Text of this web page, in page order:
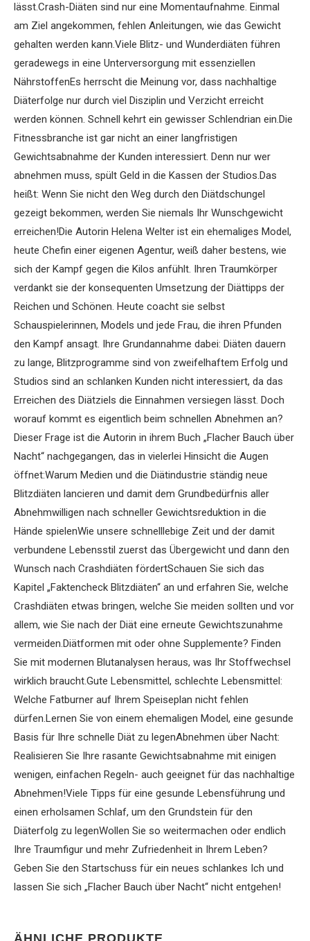
lässt.Crash-Diäten sind nur eine Momentaufnahme. Einmal
am Ziel angekommen, fehlen Anleitungen, wie das Gewicht
gehalten werden kann.Viele Blitz- und Wunderdiäten führen
geradewegs in eine Unterversorgung mit essenziellen
NährstoffenEs herrscht die Meinung vor, dass nachhaltige
Diäterfolge nur durch viel Disziplin und Verzicht erreicht
werden können. Schnell kehrt ein gewisser Schlendrian ein.Die
Fitnessbranche ist gar nicht an einer langfristigen
Gewichtsabnahme der Kunden interessiert. Denn nur wer
abnehmen muss, spült Geld in die Kassen der Studios.Das
heißt: Wenn Sie nicht den Weg durch den Diätdschungel
gezeigt bekommen, werden Sie niemals Ihr Wunschgewicht
erreichen!Die Autorin Helena Welter ist ein ehemaliges Model,
heute Chefin einer eigenen Agentur, weiß daher bestens, wie
sich der Kampf gegen die Kilos anfühlt. Ihren Traumkörper
verdankt sie der konsequenten Umsetzung der Diättipps der
Reichen und Schönen. Heute coacht sie selbst
Schauspielerinnen, Models und jede Frau, die ihren Pfunden
den Kampf ansagt. Ihre Grundannahme dabei: Diäten dauern
zu lange, Blitzprogramme sind von zweifelhaftem Erfolg und
Studios sind an schlanken Kunden nicht interessiert, da das
Erreichen des Diätziels die Einnahmen versiegen lässt. Doch
worauf kommt es eigentlich beim schnellen Abnehmen an?
Dieser Frage ist die Autorin in ihrem Buch „Flacher Bauch über
Nacht“ nachgegangen, das in vielerlei Hinsicht die Augen
öffnet:Warum Medien und die Diätindustrie ständig neue
Blitzdiäten lancieren und damit dem Grundbedürfnis aller
Abnehmwilligen nach schneller Gewichtsreduktion in die
Hände spielenWie unsere schnelllebige Zeit und der damit
verbundene Lebensstil zuerst das Übergewicht und dann den
Wunsch nach Crashdiäten fördertSchauen Sie sich das
Kapitel „Faktencheck Blitzdiäten“ an und erfahren Sie, welche
Crashdiäten etwas bringen, welche Sie meiden sollten und vor
allem, wie Sie nach der Diät eine erneute Gewichtszunahme
vermeiden.Diätformen mit oder ohne Supplemente? Finden
Sie mit modernen Blutanalysen heraus, was Ihr Stoffwechsel
wirklich braucht.Gute Lebensmittel, schlechte Lebensmittel:
Welche Fatburner auf Ihrem Speiseplan nicht fehlen
dürfen.Lernen Sie von einem ehemaligen Model, eine gesunde
Basis für Ihre schnelle Diät zu legenAbnehmen über Nacht:
Realisieren Sie Ihre rasante Gewichtsabnahme mit einigen
wenigen, einfachen Regeln- auch geeignet für das nachhaltige
Abnehmen!Viele Tipps für eine gesunde Lebensführung und
einen erholsamen Schlaf, um den Grundstein für den
Diäterfolg zu legenWollen Sie so weitermachen oder endlich
Ihre Traumfigur und mehr Zufriedenheit in Ihrem Leben?
Geben Sie den Startschuss für ein neues schlankes Ich und
lassen Sie sich „Flacher Bauch über Nacht“ nicht entgehen!